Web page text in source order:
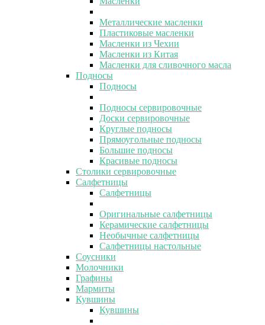
Металлические масленки
Пластиковые масленки
Масленки из Чехии
Масленки из Китая
Масленки для сливочного масла
Подносы
Подносы
Подносы сервировочные
Доски сервировочные
Круглые подносы
Прямоугольные подносы
Большие подносы
Красивые подносы
Столики сервировочные
Салфетницы
Салфетницы
Оригинальные салфетницы
Керамические салфетницы
Необычные салфетницы
Салфетницы настольные
Соусники
Молочники
Графины
Мармиты
Кувшины
Кувшины